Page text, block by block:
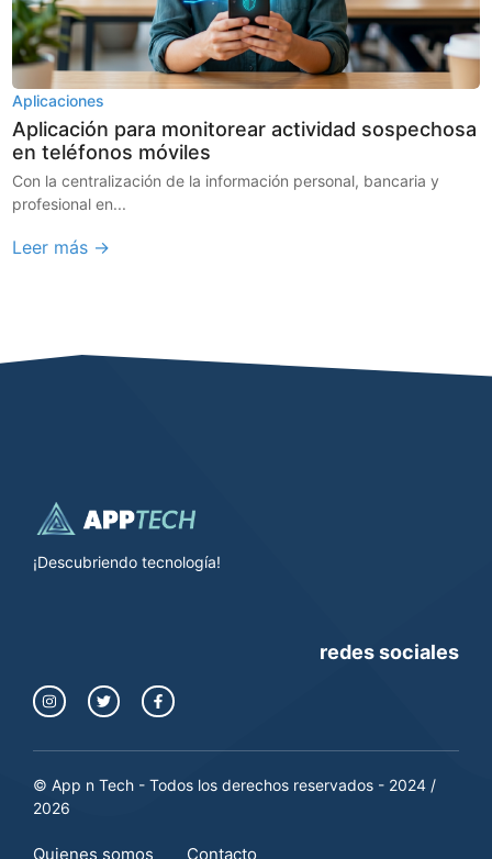
Aplicaciones
Aplicación para monitorear actividad sospechosa
en teléfonos móviles
Con la centralización de la información personal, bancaria y
profesional en...
Leer más →
¡Descubriendo tecnología!
redes sociales
© App n Tech - Todos los derechos reservados - 2024 /
2026
Quienes somos Contacto